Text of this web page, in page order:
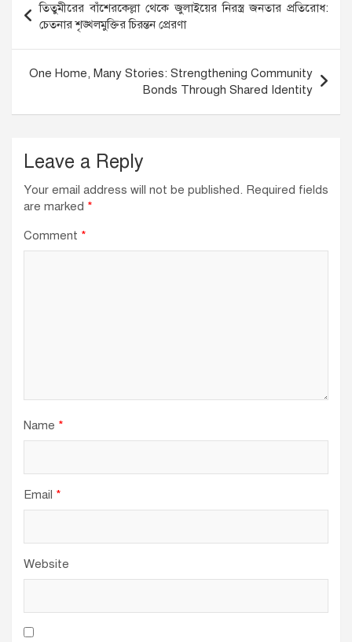
o
o
k
n
p
p
navigation
তিতুমীরের বাঁশেরকেল্লা থেকে জুলাইয়ের নিরস্ত্র জনতার প্রতিরোধ:
চেতনার শৃঙ্খলমুক্তির চিরন্তন প্রেরণা
One Home, Many Stories: Strengthening Community
Bonds Through Shared Identity
Leave a Reply
Your email address will not be published. Required fields
are marked *
Comment *
Name *
Email *
Website